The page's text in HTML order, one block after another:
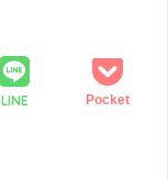
LINE Pocket